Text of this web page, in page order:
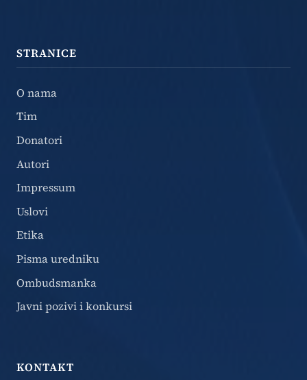
STRANICE
O nama
Tim
Donatori
Autori
Impressum
Uslovi
Etika
Pisma uredniku
Ombudsmanka
Javni pozivi i konkursi
KONTAKT